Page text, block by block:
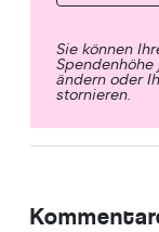
Sie können
ändern oder
stornieren.